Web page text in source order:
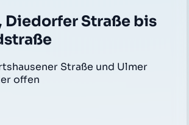
Diedorfer Straße bis
Straße und Ulmer
offen